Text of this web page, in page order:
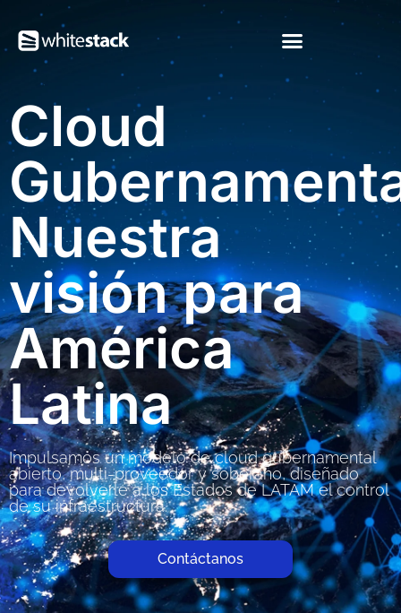
Cloud
Nuestra
visión para
América
Latina
Impulsamos un modelo de cloud gubernamental
abierto, multi-proveedor y soberano, diseñado
para devolverle a los Estados de LATAM el control
de su infraestructura.
Contáctanos